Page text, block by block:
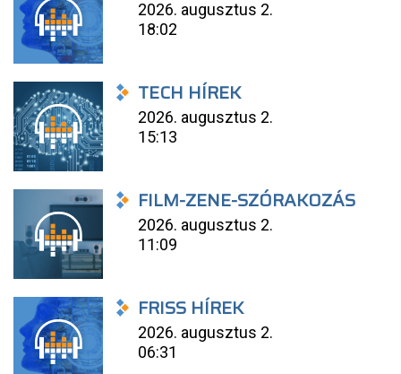
2026. augusztus 2.
18:02
TECH HÍREK
2026. augusztus 2.
15:13
FILM-ZENE-SZÓRAKOZÁS
2026. augusztus 2.
11:09
FRISS HÍREK
2026. augusztus 2.
06:31